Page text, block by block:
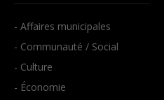
- Affaires municipales
- Communauté / Social
- Culture
- Économie